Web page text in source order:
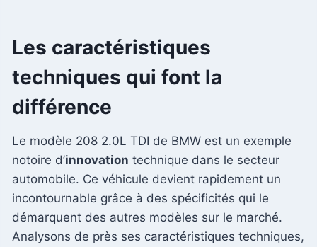
Les caractéristiques
techniques qui font la
différence
Le modèle 208 2.0L TDI de BMW est un exemple
notoire d’innovation technique dans le secteur
automobile. Ce véhicule devient rapidement un
incontournable grâce à des spécificités qui le
démarquent des autres modèles sur le marché.
Analysons de près ses caractéristiques techniques,